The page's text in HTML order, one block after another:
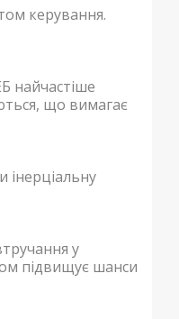
керування.
найчастіше
що вимагає
інерціальну
у
підвищує шанси